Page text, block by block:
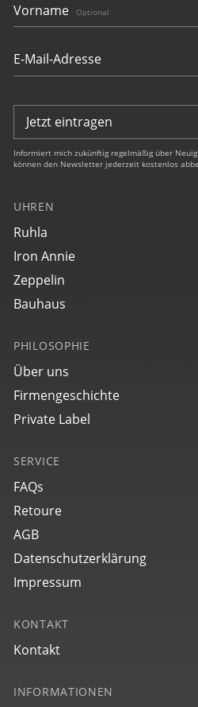
Vorname Optional
Jetzt eintragen
Informiert mich zukünftig regelmäßig über
können den Newsletter jederzeit kostenlos
UHREN
Ruhla
Iron Annie
Zeppelin
Bauhaus
PHILOSOPHIE
Über uns
Firmengeschichte
Private Label
SERVICE
FAQs
Retoure
AGB
Datenschutzerklärung
Impressum
KONTAKT
Kontakt
INFORMATIONEN